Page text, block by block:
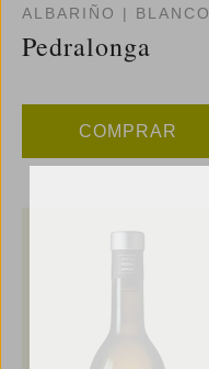
ALBARIÑO | BLANCO
Pedralonga
COMPRAR